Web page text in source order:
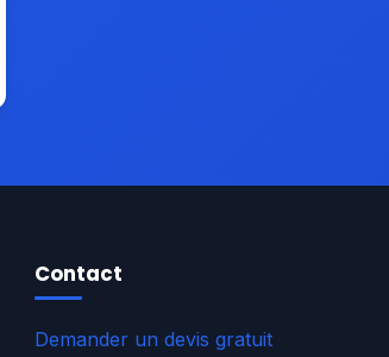
Contact
Demander un devis gratuit